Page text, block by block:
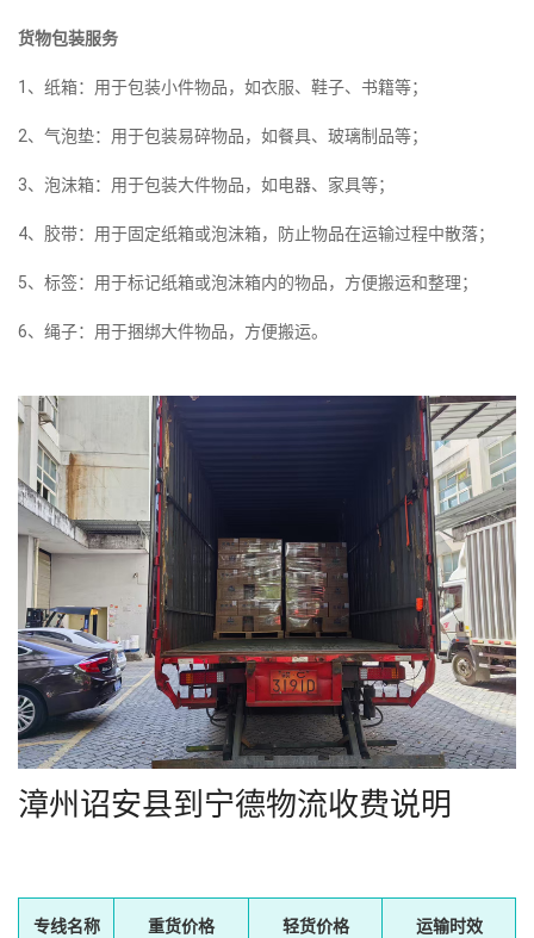
货物包装服务
1、纸箱：用于包装小件物品，如衣服、鞋子、书籍等；
2、气泡垫：用于包装易碎物品，如餐具、玻璃制品等；
3、泡沫箱：用于包装大件物品，如电器、家具等；
4、胶带：用于固定纸箱或泡沫箱，防止物品在运输过程中散落；
5、标签：用于标记纸箱或泡沫箱内的物品，方便搬运和整理；
6、绳子：用于捆绑大件物品，方便搬运。
漳州诏安县到宁德物流收费说明
专线名称 重货价格 轻货价格 运输时效